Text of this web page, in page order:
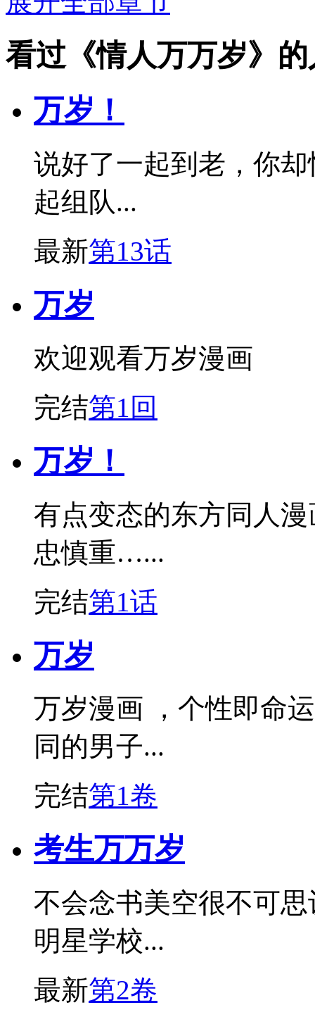
看过《情人万万岁》
万岁！
说好了一起到老，你
起组队...
最新第13话
万岁
欢迎观看万岁漫画
完结第1回
万岁！
有点变态的东方同人
忠慎重…...
完结第1话
万岁
万岁漫画 ，个性即命
同的男子...
完结第1卷
考生万万岁
不会念书美空很不可
明星学校...
最新第2卷